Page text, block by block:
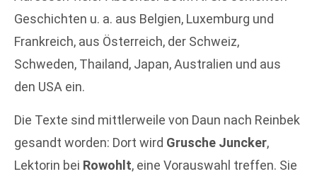
Geschichten u. a. aus Belgien, Luxemburg und
Frankreich, aus Österreich, der Schweiz,
Schweden, Thailand, Japan, Australien und aus
den USA ein.
Die Texte sind mittlerweile von Daun nach Reinbek
gesandt worden: Dort wird Grusche Juncker,
Lektorin bei Rowohlt, eine Vorauswahl treffen. Sie